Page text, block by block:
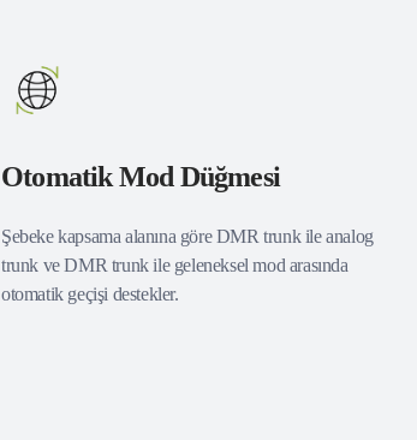
Otomatik Mod Düğmesi
Şebeke kapsama alanına göre DMR trunk ile analog
trunk ve DMR trunk ile geleneksel mod arasında
otomatik geçişi destekler.